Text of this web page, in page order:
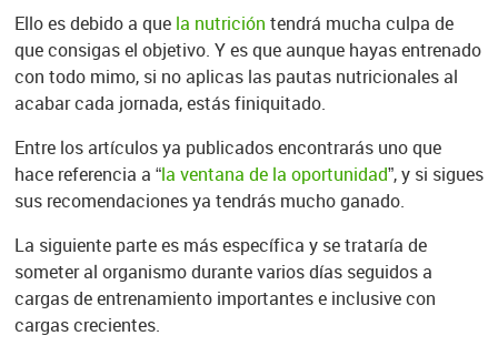
Ello es debido a que la nutrición tendrá mucha culpa de
que consigas el objetivo. Y es que aunque hayas entrenado
con todo mimo, si no aplicas las pautas nutricionales al
acabar cada jornada, estás finiquitado.
Entre los artículos ya publicados encontrarás uno que
hace referencia a “la ventana de la oportunidad”, y si sigues
sus recomendaciones ya tendrás mucho ganado.
La siguiente parte es más específica y se trataría de
someter al organismo durante varios días seguidos a
cargas de entrenamiento importantes e inclusive con
cargas crecientes.